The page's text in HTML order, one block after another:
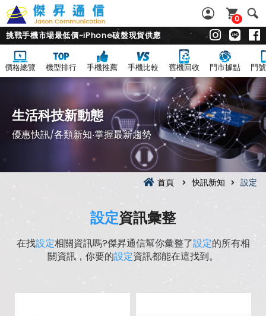
0
挑戰手機市場最低價~iPhone破盤現貨供應
價格總覽 機型排行 手機推薦 手機比較 舊機回收 門市據點 門
生活科技新動態
優惠快訊/各類新知‧掌握最新趨勢
首頁 快訊新知 設定
設定資訊彙整
在找設定相關資訊嗎?傑昇通信幫你彙整了設定的所有相
關資訊，你要的設定資訊都能在這找到。